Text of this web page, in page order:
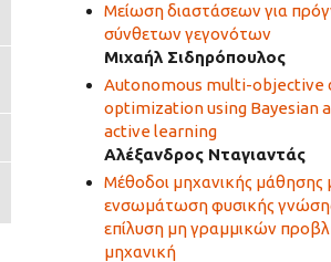
Μείωση διαστάσεων για
σύνθετων γεγονότων
Μιχαήλ Σιδηρόπουλος
Autonomous multi-objective
optimization using Bayesian
active learning
Αλέξανδρος Νταγιαντάς
Μέθοδοι μηχανικής μάθησης
ενσωμάτωση φυσικής
επίλυση μη γραμμικών
μηχανική